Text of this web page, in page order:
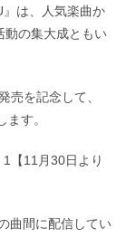
は、人気楽曲か
動の集大成ともい
売を記念して、
す。
【11月30日より
曲間に配信してい